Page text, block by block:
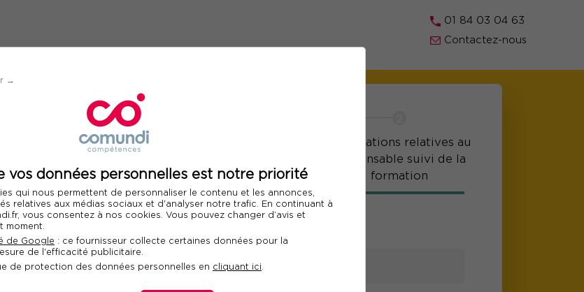
→
vos données personnelles est notre priorité
qui nous permettent de personnaliser le contenu et les annonces,
relatives aux médias sociaux et d'analyser notre trafic. En continuant à
vous consentez à nos cookies. Vous pouvez changer d’avis et
moment.
de Google : ce fournisseur collecte certaines données pour la
de l'efficacité publicitaire.
de protection des données personnelles en cliquant ici.
01 84 03 04 63
Contactez-nous
Informations relatives au
responsable suivi de la
formation
Information sur le participant